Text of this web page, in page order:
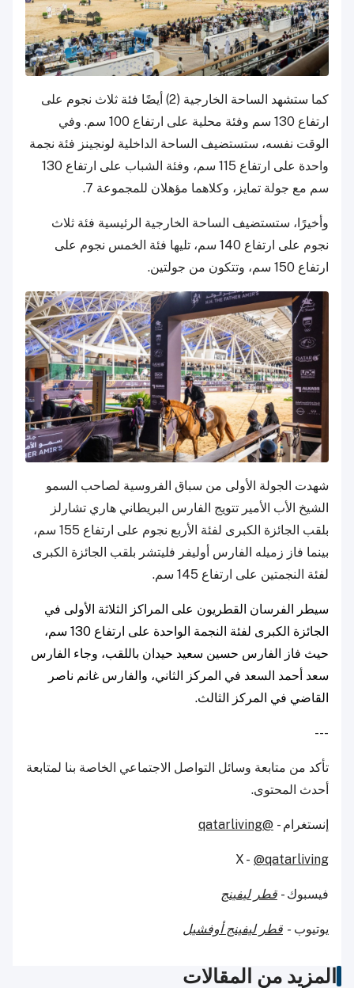
كما ستشهد الساحة الخارجية (2) أيضًا فئة ثلاث نجوم على
ارتفاع 130 سم وفئة محلية على ارتفاع 100 سم. وفي
الوقت نفسه، ستستضيف الساحة الداخلية لونجينز فئة نجمة
واحدة على ارتفاع 115 سم، وفئة الشباب على ارتفاع 130
سم مع جولة تمايز، وكلاهما مؤهلان للمجموعة 7.
وأخيرًا، ستستضيف الساحة الخارجية الرئيسية فئة ثلاث
نجوم على ارتفاع 140 سم، تليها فئة الخمس نجوم على
ارتفاع 150 سم، وتتكون من جولتين.
شهدت الجولة الأولى من سباق الفروسية لصاحب السمو
الشيخ الأب الأمير تتويج الفارس البريطاني هاري تشارلز
بلقب الجائزة الكبرى لفئة الأربع نجوم على ارتفاع 155 سم،
بينما فاز زميله الفارس أوليفر فليتشر بلقب الجائزة الكبرى
لفئة النجمتين على ارتفاع 145 سم.
سيطر الفرسان القطريون على المراكز الثلاثة الأولى في
الجائزة الكبرى لفئة النجمة الواحدة على ارتفاع 130 سم،
حيث فاز الفارس حسين سعيد حيدان باللقب، وجاء الفارس
سعد أحمد السعد في المركز الثاني، والفارس غانم ناصر
القاضي في المركز الثالث.
---
تأكد من متابعة وسائل التواصل الاجتماعي الخاصة بنا لمتابعة
أحدث المحتوى.
إنستغرام - @qatarliving
X - @qatarliving
فيسبوك - قطر ليفينج
يوتيوب - قطر ليفينج أوفشيل
المزيد من المقالات